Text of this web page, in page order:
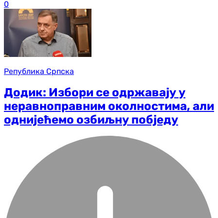
0
Република Српска
Додик: Избори се одржавају у
неравноправним околностима, али
однијећемо озбиљну побједу